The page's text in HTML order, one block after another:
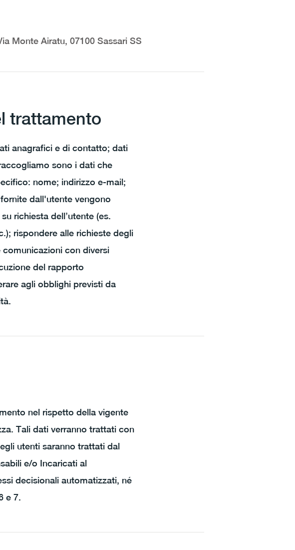
Monte Airatu, 07100 Sassari SS
trattamento
anagrafici e di contatto; dati
sono i dati che
nome; indirizzo e-mail;
dall'utente vengono
richiesta dell’utente (es.
rispondere alle richieste degli
con diversi
del rapporto
agli obblighi previsti da
nel rispetto della vigente
Tali dati verranno trattati con
utenti saranno trattati dal
e/o Incaricati al
decisionali automatizzati, né
e 7.